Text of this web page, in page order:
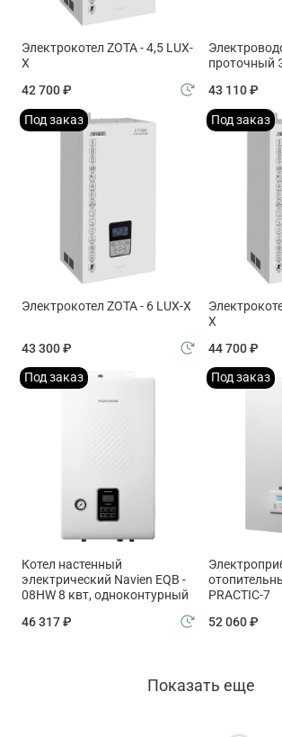
Электрокотел ZOTA - 4,5 LUX-
X
42 700 ₽
проточный
43 110 ₽
Под заказ
Электрокотел ZOTA - 6 LUX-X
43 300 ₽
Под заказ
X
44 700 ₽
Под заказ
Котел настенный
электрический Navien EQB -
08HW 8 квт, одноконтурный
46 317 ₽
Под заказ
PRACTIC-7
52 060 ₽
Показать еще